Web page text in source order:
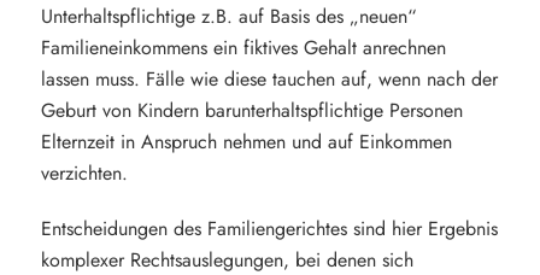
Unterhaltspflichtige z.B. auf Basis des „neuen“
Familieneinkommens ein fiktives Gehalt anrechnen
lassen muss. Fälle wie diese tauchen auf, wenn nach der
Geburt von Kindern barunterhaltspflichtige Personen
Elternzeit in Anspruch nehmen und auf Einkommen
verzichten.
Entscheidungen des Familiengerichtes sind hier Ergebnis
komplexer Rechtsauslegungen, bei denen sich